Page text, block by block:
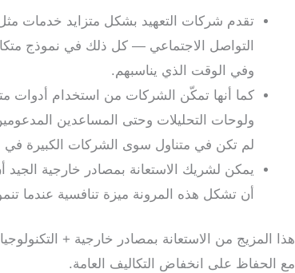
تقدم شركات التعهيد بشكل متزايد خدمات مثل
التواصل الاجتماعي — كل ذلك في نموذج
وفي الوقت الذي يناسبهم.
ولوحات التحليلات وحتى المساعدين
لم تكن في متناول سوى الشركات الكبيرة في
يمكن لشريك الاستعانة بمصادر خارجية
أن تشكل هذه المرونة ميزة تنافسية عندما
هذا المزيج من الاستعانة بمصادر خارجية +
مع الحفاظ على انخفاض التكاليف العامة.